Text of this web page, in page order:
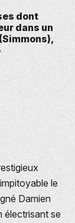
dont
dans un
le
Damien
électrisant se